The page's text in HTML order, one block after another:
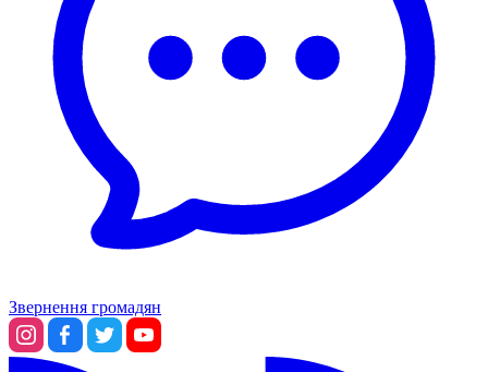
Звернення громадян